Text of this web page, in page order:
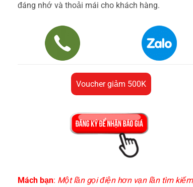
đáng nhớ và thoải mái cho khách hàng.
Voucher giảm 500K
Mách bạn: Một lần gọi điện hơn vạn lần tìm